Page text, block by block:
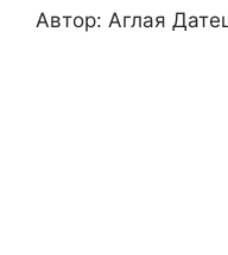
Автор: Аглая